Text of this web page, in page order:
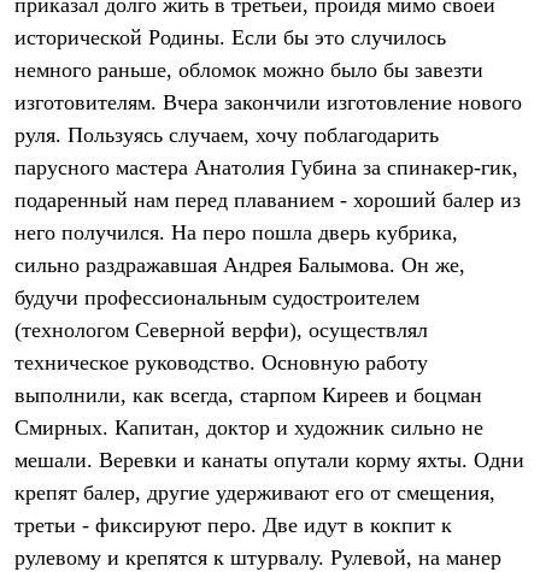
Рубашки
Футболки
Брюки
Термобелье
Теплое термобелье
Среднее термобелье
Легкое термобелье
Флисовая одежда
Куртки
Брюки
Детская одежда
Утепленная пухом
Комбинезоны
Куртки
Утепленная синтетикой
Комбинезоны
Куртки
Брюки
Лёгкая одежда
Футболки
Брюки
Софтшелл одежда
приказал долго жить в третьей, пройдя мимо своей
исторической Родины. Если бы это случилось
немного раньше, обломок можно было бы завезти
изготовителям. Вчера закончили изготовление нового
руля. Пользуясь случаем, хочу поблагодарить
парусного мастера Анатолия Губина за спинакер-гик,
подаренный нам перед плаванием - хороший балер из
него получился. На перо пошла дверь кубрика,
сильно раздражавшая Андрея Балымова. Он же,
будучи профессиональным судостроителем
(технологом Северной верфи), осуществлял
техническое руководство. Основную работу
выполнили, как всегда, старпом Киреев и боцман
Смирных. Капитан, доктор и художник сильно не
мешали. Веревки и канаты опутали корму яхты. Одни
крепят балер, другие удерживают его от смещения,
третьи - фиксируют перо. Две идут в кокпит к
рулевому и крепятся к штурвалу. Рулевой, на манер